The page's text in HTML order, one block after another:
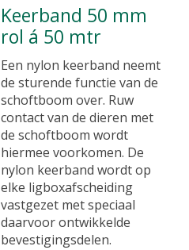
Keerband 50 mm
rol á 50 mtr
Een nylon keerband neemt
de sturende functie van de
schoftboom over. Ruw
contact van de dieren met
de schoftboom wordt
hiermee voorkomen. De
nylon keerband wordt op
elke ligboxafscheiding
vastgezet met speciaal
daarvoor ontwikkelde
bevestigingsdelen.